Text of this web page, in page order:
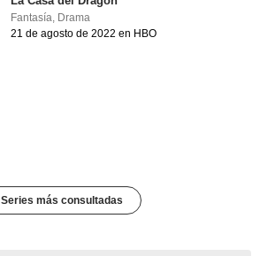
Fantasía, Drama
21 de agosto de 2022 en HBO
Series más consultadas